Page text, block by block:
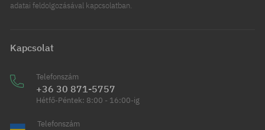
adatai feldolgozásával kapcsolatban.
Kapcsolat
Telefonszám
+36 30 871-5757
Hétfő-Péntek: 8:00 - 16:00-ig
Telefonszám